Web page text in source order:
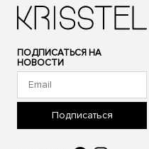
ПОДПИСАТЬСЯ НА
НОВОСТИ
Подписаться